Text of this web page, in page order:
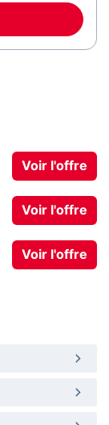
Voir l'offre
Voir l'offre
Voir l'offre